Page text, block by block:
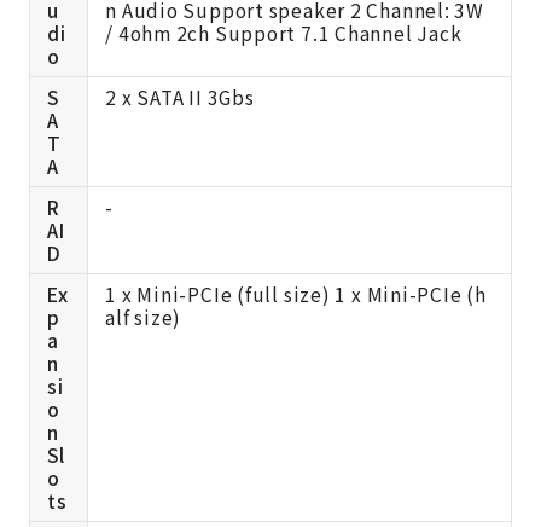
u
di
o
n Audio Support speaker 2 Channel: 3W
/ 4ohm 2ch Support 7.1 Channel Jack
S
A
T
A
2 x SATA II 3Gbs
R
AI
D
-
Ex
p
a
n
si
o
n
Sl
o
ts
1 x Mini-PCIe (full size) 1 x Mini-PCIe (h
alf size)